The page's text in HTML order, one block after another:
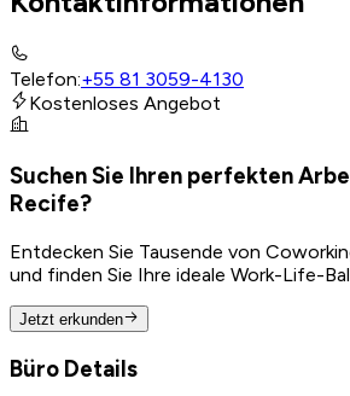
Telefon:+55 81 3059-4130
Kostenloses Angebot
Suchen Sie Ihren perfekten
Recife?
Entdecken Sie Tausende von
und finden Sie Ihre ideale Work-Life-
Jetzt erkunden
Büro Details